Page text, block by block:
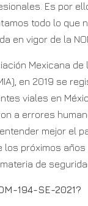
Es por
todo lo que
en vigor de la
Mexicana de
en 2019 se
viales en
a errores
mejor el
los próximos
de
194-SE-2021?